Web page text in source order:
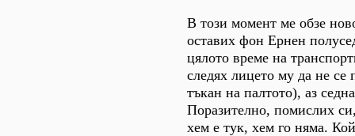
В този момент ме обзе
оставих фон Ернен
цялото време на
следях лицето му да не се
тъкан на палтото), аз
Поразително, помислих
хем е тук, хем го няма.